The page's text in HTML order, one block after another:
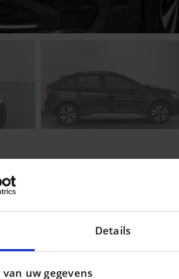
Details
uw gegevens
financiering voor uw auto !